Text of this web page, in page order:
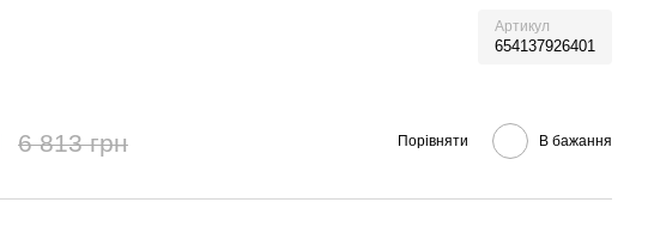
Артикул
654137926401
6 813 грн Порівняти В бажання